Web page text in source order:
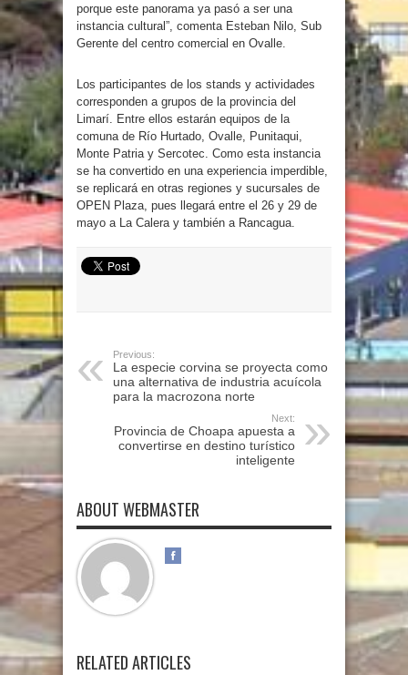
porque este panorama ya pasó a ser una
instancia cultural”, comenta Esteban Nilo, Sub
Gerente del centro comercial en Ovalle.
Los participantes de los stands y actividades
corresponden a grupos de la provincia del
Limarí. Entre ellos estarán equipos de la
comuna de Río Hurtado, Ovalle, Punitaqui,
Monte Patria y Sercotec. Como esta instancia
se ha convertido en una experiencia imperdible,
se replicará en otras regiones y sucursales de
OPEN Plaza, pues llegará entre el 26 y 29 de
mayo a La Calera y también a Rancagua.
Previous:
La especie corvina se proyecta como
una alternativa de industria acuícola
para la macrozona norte
Next:
Provincia de Choapa apuesta a
convertirse en destino turístico
inteligente
ABOUT WEBMASTER
RELATED ARTICLES